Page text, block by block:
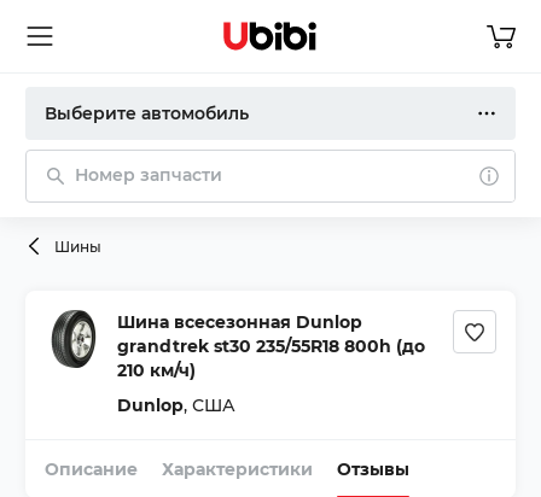
Выберите автомобиль
Номер запчасти
Шины
Шина всесезонная Dunlop
grandtrek st30 235/55R18 800h (до
210 км/ч)
Dunlop, США
Описание Характеристики Отзывы